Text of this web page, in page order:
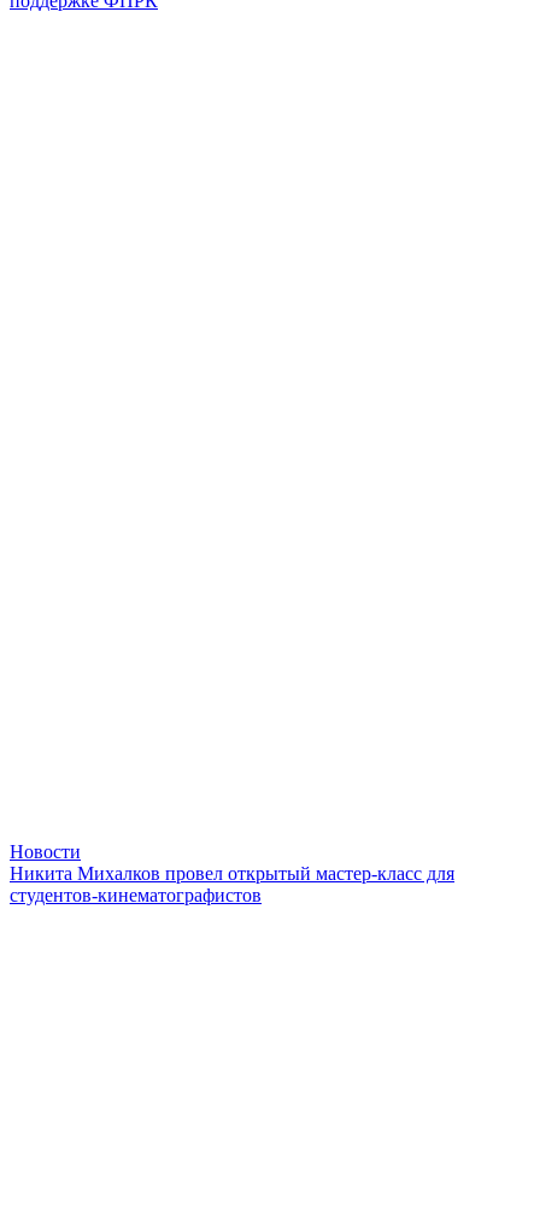
Новости
Никита Михалков провел открытый мастер-класс для
студентов-кинематографистов